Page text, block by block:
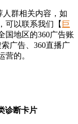
群相关内容，如
可以联系我们【 巨
国地区的360广告账
广告、360直播广
营的。
诊断卡片